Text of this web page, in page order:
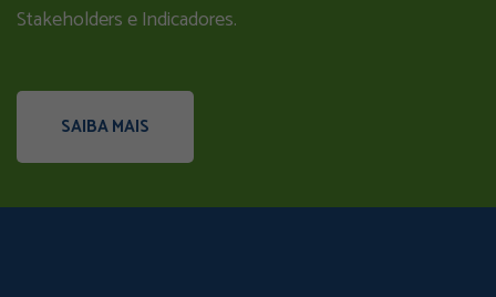
Stakeholders e Indicadores.
SAIBA MAIS